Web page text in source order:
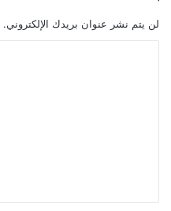
لن يتم نشر عنوان بريدك الإلكتروني.